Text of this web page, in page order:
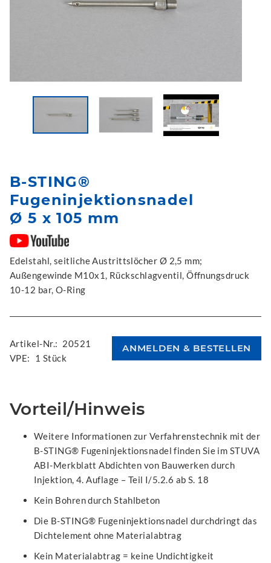
B-STING®
Fugeninjektionsnadel
Ø 5 x 105 mm
Edelstahl, seitliche Austrittslöcher Ø 2,5 mm;
Außengewinde M10x1, Rückschlagventil, Öffnungsdruck
10-12 bar, O-Ring
Artikel-Nr.: 20521
VPE:
1 Stück
Vorteil/Hinweis
Weitere Informationen zur Verfahrenstechnik mit der
B-STING® Fugeninjektionsnadel finden Sie im STUVA
ABI-Merkblatt Abdichten von Bauwerken durch
Injektion, 4. Auflage – Teil I/5.2.6 ab S. 18
Kein Bohren durch Stahlbeton
Die B-STING® Fugeninjektionsnadel durchdringt das
Dichtelement ohne Materialabtrag
Kein Materialabtrag = keine Undichtigkeit